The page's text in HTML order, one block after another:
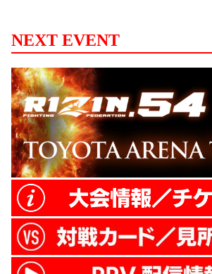
FMラジオ『Rakuten.FM
出演が予定されている。
は、「ファンの皆さんの
や！』となるように、楽
利を願い、思いっきり投
ます！」とコメント。楽
宮城でどんな勇姿を見せ
NEXT EVENT